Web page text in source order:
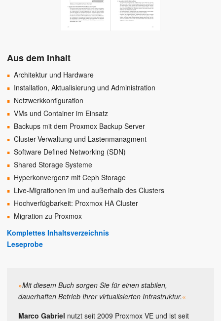
Aus dem Inhalt
Architektur und Hardware
Installation, Aktualisierung und Administration
Netzwerkkonfiguration
VMs und Container im Einsatz
Backups mit dem Proxmox Backup Server
Cluster-Verwaltung und Lastenmanagment
Software Defined Networking (SDN)
Shared Storage Systeme
Hyperkonvergenz mit Ceph Storage
Live-Migrationen im und außerhalb des Clusters
Hochverfügbarkeit: Proxmox HA Cluster
Migration zu Proxmox
Komplettes Inhaltsverzeichnis
Leseprobe
»Mit diesem Buch sorgen Sie für einen stabilen,
dauerhaften Betrieb Ihrer virtualisierten Infrastruktur.«
Marco Gabriel nutzt seit 2009 Proxmox VE und ist seit